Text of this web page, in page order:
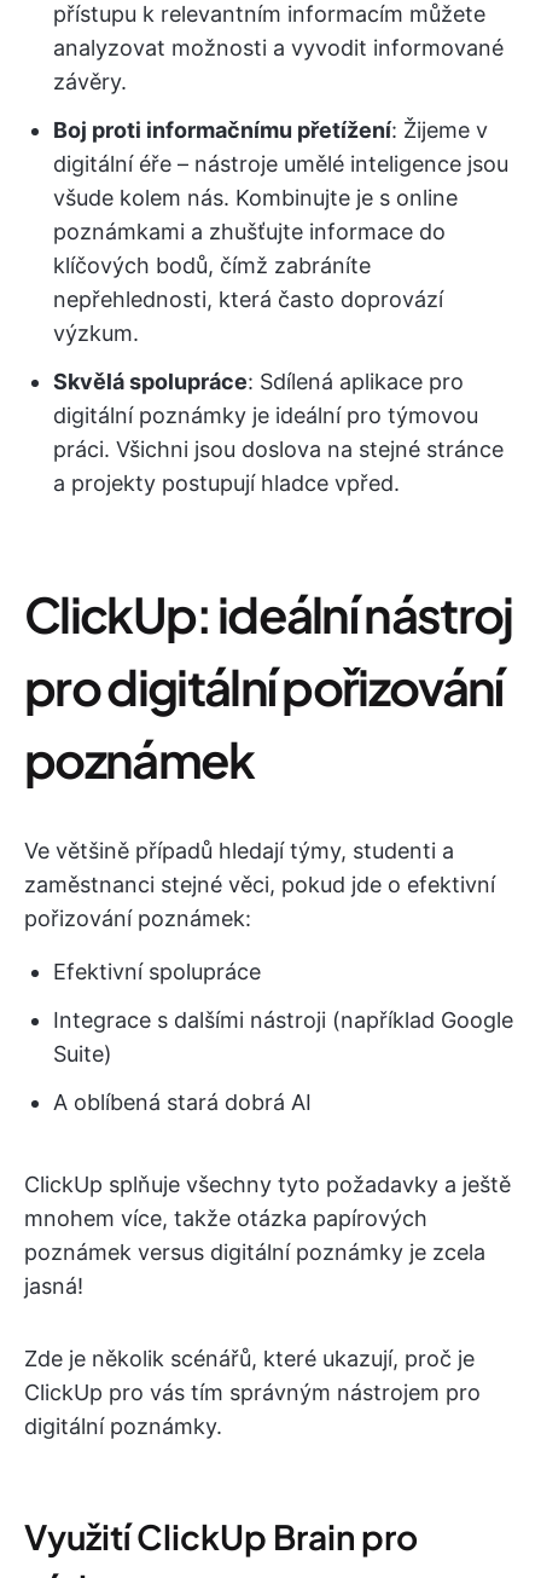
přístupu k relevantním informacím můžete
analyzovat možnosti a vyvodit informované
závěry.
Boj proti informačnímu přetížení: Žijeme v
digitální éře – nástroje umělé inteligence jsou
všude kolem nás. Kombinujte je s online
poznámkami a zhušťujte informace do
klíčových bodů, čímž zabráníte
nepřehlednosti, která často doprovází
výzkum.
Skvělá spolupráce: Sdílená aplikace pro
digitální poznámky je ideální pro týmovou
práci. Všichni jsou doslova na stejné stránce
a projekty postupují hladce vpřed.
ClickUp: ideální nástroj
pro digitální pořizování
poznámek
Ve většině případů hledají týmy, studenti a
zaměstnanci stejné věci, pokud jde o efektivní
pořizování poznámek:
Efektivní spolupráce
Integrace s dalšími nástroji (například Google
Suite)
A oblíbená stará dobrá AI
ClickUp splňuje všechny tyto požadavky a ještě
mnohem více, takže otázka papírových
poznámek versus digitální poznámky je zcela
jasná!
Zde je několik scénářů, které ukazují, proč je
ClickUp pro vás tím správným nástrojem pro
digitální poznámky.
Využití ClickUp Brain pro